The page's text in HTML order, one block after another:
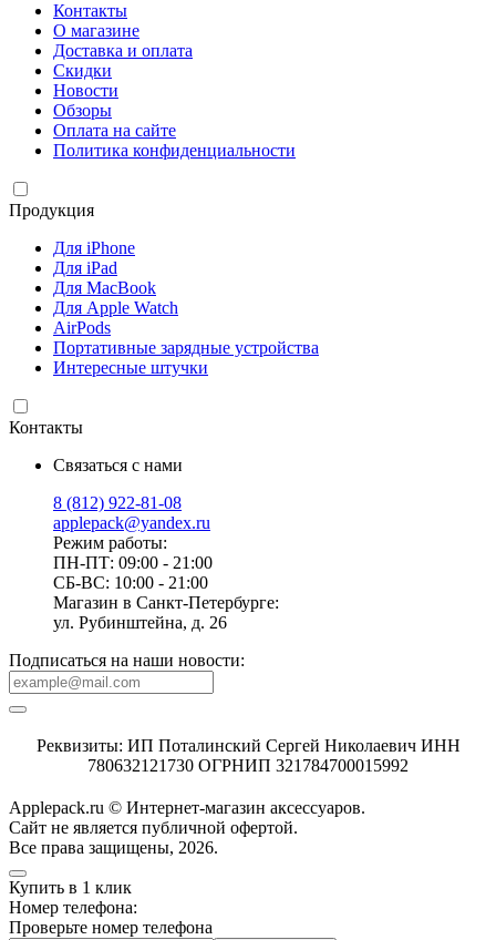
Контакты
О магазине
Доставка и оплата
Скидки
Новости
Обзоры
Оплата на сайте
Политика конфиденциальности
Продукция
Для iPhone
Для iPad
Для MacBook
Для Apple Watch
AirPods
Портативные зарядные устройства
Интересные штучки
Контакты
Связаться с нами
8 (812) 922-81-08
applepack@yandex.ru
Режим работы:
ПН-ПТ: 09:00 - 21:00
СБ-ВС: 10:00 - 21:00
Магазин в Санкт-Петербурге:
ул. Рубинштейна, д. 26
Подписаться на наши новости:
Реквизиты: ИП Поталинский Сергей Николаевич ИНН
780632121730 ОГРНИП 321784700015992
Applepack.ru © Интернет-магазин аксессуаров.
Cайт не является публичной офертой.
Все права защищены, 2026.
Купить в 1 клик
Номер телефона:
Проверьте номер телефона